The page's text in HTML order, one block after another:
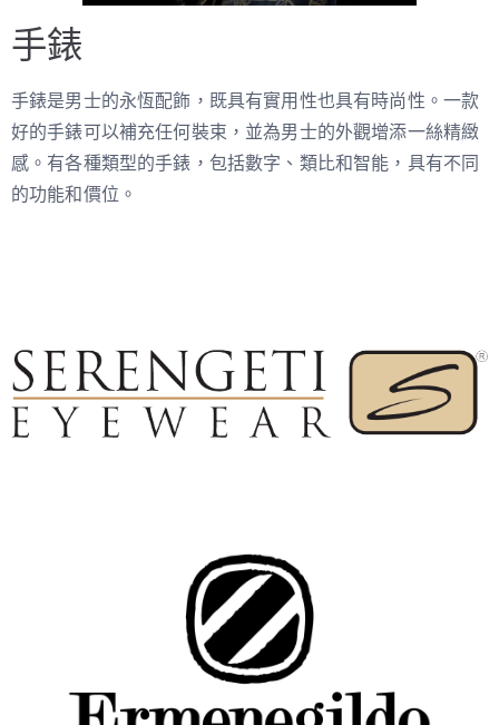
手錶
手錶是男士的永恆配飾，既具有實用性也具有時尚性。一款
好的手錶可以補充任何裝束，並為男士的外觀增添一絲精緻
感。有各種類型的手錶，包括數字、類比和智能，具有不同
的功能和價位。